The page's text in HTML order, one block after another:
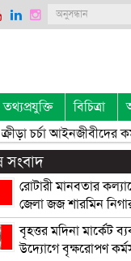
তথ্যপ্রযুক্তি বিচিত্রা
চর্চা আইনজীবীদের
সংবাদ
রোটারী মানবতার
জেলা জজ শারমিন
বৃহত্তর মদিনা মার্কেট
উদ্যোগে বৃক্ষরোপণ